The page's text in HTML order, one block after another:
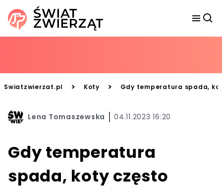
Swiatzwierzat.pl > Koty > Gdy temperatura spada,
Lena Tomaszewska 04.11.2023 16:20
Gdy temperatura
spada, koty często